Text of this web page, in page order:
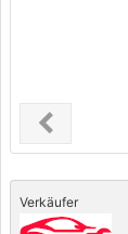
chevron_leftPrevious
Verkäufer